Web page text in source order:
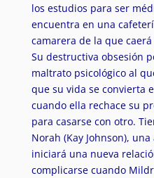
los estudios para ser
encuentra en una
camarera de la que
Su destructiva obsesión
maltrato psicológico al
que su vida se convierta
cuando ella rechace su
para casarse con otro.
Norah (Kay Johnson),
iniciará una nueva
complicarse cuando